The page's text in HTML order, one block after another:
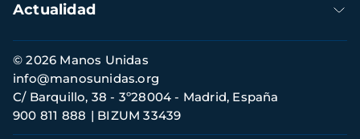
Actualidad
Información
de
contacto
© 2026 Manos Unidas
C/ Barquillo, 38 - 3º28004 - Madrid, España
900 811 888
BIZUM 33439
info@manosunidas.org